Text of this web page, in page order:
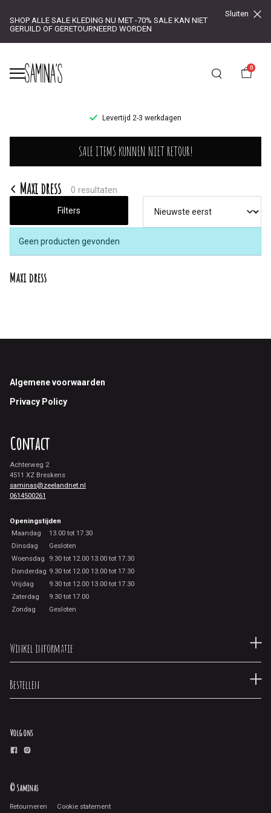
SHOP ALLE SALE KLEDING NU MET -70% SALE KAN NIET
GERUILD OF GERETOURNEERD WORDEN
Sluiten
0
Levertijd 2-3 werkdagen
Maxi
dress
Saminas
SALE ITEMS KUNNEN NIET RETOUR!
Maxi dress 0 resultaten
Filters
Geen producten gevonden
Maxi dress
Footer
Algemene voorwaarden
Privacy Policy
Contact
Achterweg 2
4511 XZ Breskens
saminas@zeelandnet.nl
0614500261
Openingstijden
Maandag
13.00 tot 17.30
Dinsdag
Gesloten
Woensdag
9.30 tot 12.00 13.00 tot 17.30
Donderdag 9.30 tot 12.00 13.00 tot 17.30
Vrijdag
9.30 tot 12.00 13.00 tot 17.30
Zaterdag
9.30 tot 17.00
Zondag
Gesloten
Winkel informatie
Bestellen
Volg ons
© Saminas
Retourneren Cookie statement